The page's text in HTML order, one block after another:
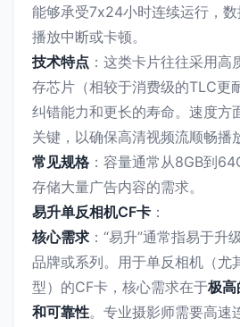
能够承受7x24小时连续运行，
播放中断或卡顿。
技术特点 ：这类卡片往往采用
存芯片（相较于消费级的TLC更
纠错能力和更长的寿命。速度方
关键，以确保高清视频流顺畅播
常见规格 ：容量通常从8GB到
存储大量广告内容的需求。
易升单反相机CF卡 ：
核心需求 ：“易升”通常指易于升
品牌或系列。用于单反相机（尤
型）的CF卡，核心需求在于极高
和可靠性。专业摄影师需要高速